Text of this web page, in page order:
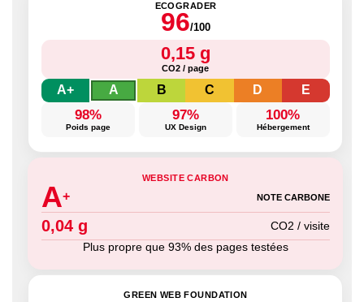
ECOGRADER
96/100
0,15 g
CO2 / page
A+ A B C D E
98%
Poids page
97%
UX Design
100%
Hébergement
WEBSITE CARBON
A+ NOTE CARBONE
0,04 g
CO2 / visite
Plus propre que 93% des pages testées
GREEN WEB FOUNDATION